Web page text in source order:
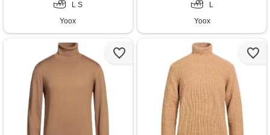
L S
Yoox
L
Yoox